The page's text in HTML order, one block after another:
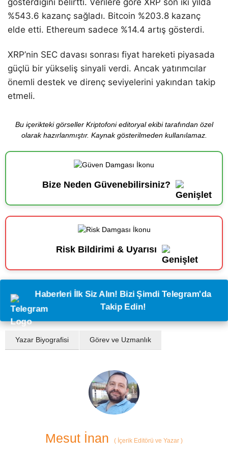
gösterdiğini belirtti. Verilere göre XRP son iki yılda
%543.6 kazanç sağladı. Bitcoin %203.8 kazanç
elde etti. Ethereum sadece %14.4 artış gösterdi.
XRP’nin SEC davası sonrası fiyat hareketi piyasada
güçlü bir yükseliş sinyali verdi. Ancak yatırımcılar
önemli destek ve direnç seviyelerini yakından takip
etmeli.
Bu içerikteki görseller Kriptofoni editoryal ekibi tarafından özel
olarak hazırlanmıştır. Kaynak gösterilmeden kullanılamaz.
Bize Neden Güvenebilirsiniz?
Risk Bildirimi & Uyarısı
Haberleri İlk Siz Alın! Bizi Şimdi Telegram'da
Takip Edin!
Yazar Biyografisi Görev ve Uzmanlık
Mesut İnan ( İçerik Editörü ve Yazar )